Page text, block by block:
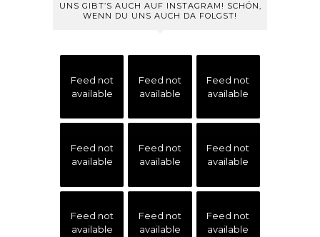
UNS GIBT’S AUCH AUF INSTAGRAM! SCHÖN,
WENN DU UNS AUCH DA FOLGST!
Feed not
available
Feed not
available
Feed not
available
Feed not
available
Feed not
available
Feed not
available
Feed not
available
Feed not
available
Feed not
available